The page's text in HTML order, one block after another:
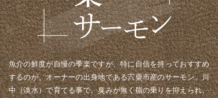
魚介の鮮度が自慢の季楽ですが、特に自信を持っておすすめ
するのが、オーナーの出身地である宍粟市産のサーモン。川
中（淡水）で育てる事で、臭みが無く脂の乗りを抑えられ、